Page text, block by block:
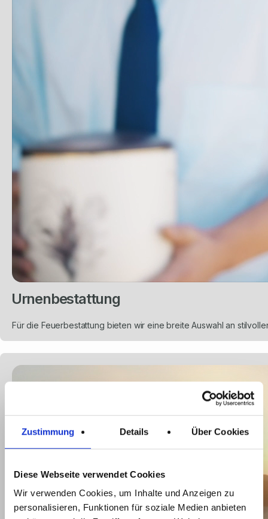
Zustimmung Details Über Cookies
Diese Webseite verwendet Cookies
Wir verwenden Cookies, um Inhalte und Anzeigen zu
personalisieren, Funktionen für soziale Medien anbieten
Urnenbestattung
Für die Feuerbestattung bieten wir eine breite Auswahl an